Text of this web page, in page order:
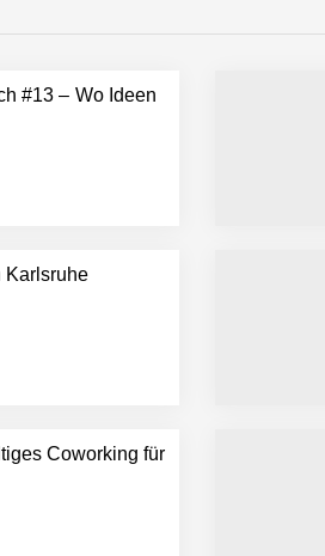
#13 – Wo Ideen
Karlsruhe
Coworking für
sofortige Angebotskalkulation für